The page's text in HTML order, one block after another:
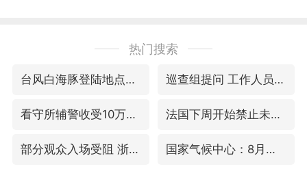
热门搜索
台风白海豚登陆地点更新 巡查组提问 工作人员偷用手机查答案
看守所辅警收受10万获刑1年 法国下周开始禁止未经同意的电话营销
部分观众入场受阻 浙江省博物馆致歉 国家气候中心：8月将有4轮高温过程，部分地区可达40℃～45℃